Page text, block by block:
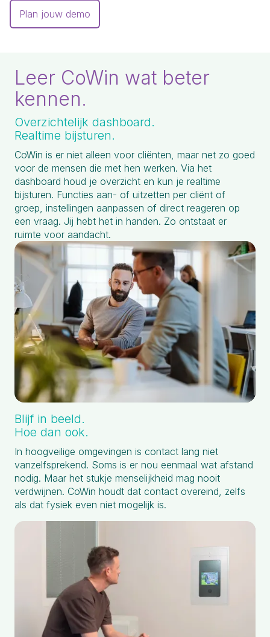
Plan jouw demo
Leer CoWin wat beter
kennen.
Overzichtelijk dashboard.
Realtime bijsturen.
CoWin is er niet alleen voor cliënten, maar net zo goed
voor de mensen die met hen werken. Via het
dashboard houd je overzicht en kun je realtime
bijsturen. Functies aan- of uitzetten per cliënt of
groep, instellingen aanpassen of direct reageren op
een vraag. Jij hebt het in handen. Zo ontstaat er
ruimte voor aandacht.
Blijf in beeld.
Hoe dan ook.
In hoogveilige omgevingen is contact lang niet
vanzelfsprekend. Soms is er nou eenmaal wat afstand
nodig. Maar het stukje menselijkheid mag nooit
verdwijnen. CoWin houdt dat contact overeind, zelfs
als dat fysiek even niet mogelijk is.